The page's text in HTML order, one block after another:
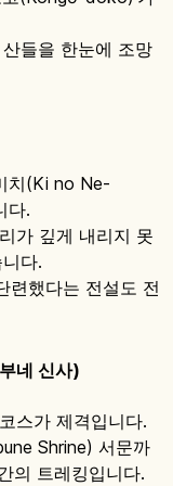
들을 한눈에 조망
치(Ki no Ne-
다.
가 깊게 내리지 못
다.
련했다는 전설도 전
네 신사)
스가 제격입니다.
Shrine) 서문까
의 트레킹입니다.